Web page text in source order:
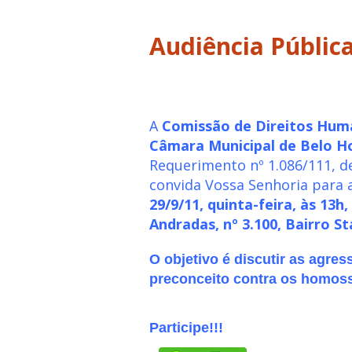
A Comissão de Direitos
Câmara Municipal de Belo
Requerimento nº 1.086/111,
convida Vossa Senhoria para
29/9/11, quinta-feira, às
Andradas, nº 3.100, Bairro
O objetivo é discutir as
preconceito contra os
Participe!!!